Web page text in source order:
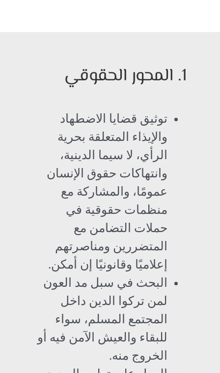
1. المحور الحقوقي
توثيق قضايا الاضطهاد
والإيذاء المتعلقة بحرية
الرأي، لا سيما الدينية،
وانتهاكات حقوق الإنسان
عمومًا، والمشاركة مع
منظمات حقوقية في
حملات التضامن مع
المتضررين ومناصرتهم
إعلاميًا وقانونيًا إن أمكن.
البحث في سبل مد العون
لمن تركوا الدين داخل
المجتمع المسلم، سواء
للبقاء والعيش الآمن فيه أو
الخروج منه.